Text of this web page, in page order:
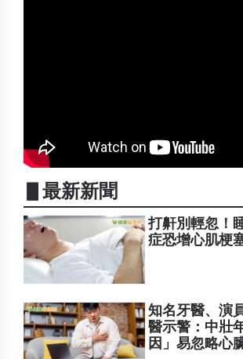
▋最新新聞
打鼾別輕忽！
症恐增心肌梗
知名牙醫、演
醫示警：中壯
因」易忽略心